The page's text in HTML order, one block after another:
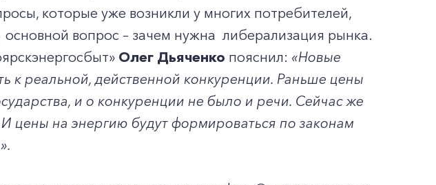
которые уже возникли у многих потребителей,
вопрос – зачем нужна либерализация рынка.
Олег Дьяченко пояснил: «Новые
к реальной, действенной конкуренции. Раньше цены
и о конкуренции не было и речи. Сейчас же
цены на энергию будут формироваться по законам